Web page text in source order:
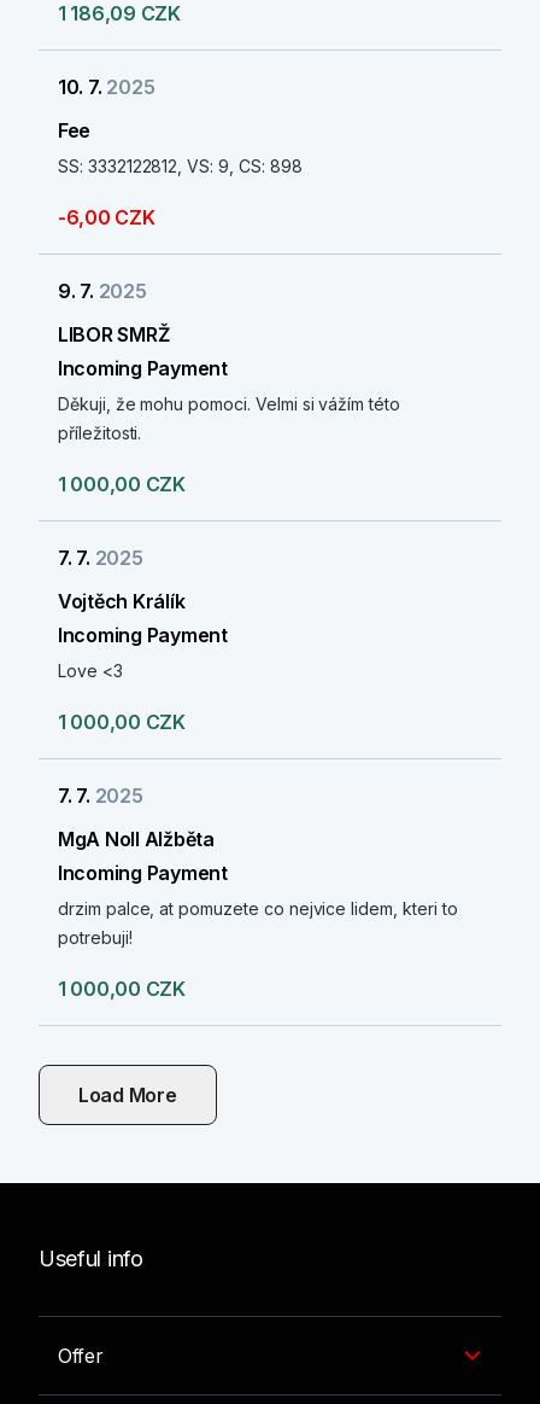
1 186,09 CZK
10. 7. 2025
Fee
SS: 3332122812, VS: 9, CS: 898
-6,00 CZK
9. 7. 2025
LIBOR SMRŽ
Incoming Payment
Děkuji, že mohu pomoci. Velmi si vážím této
příležitosti.
1 000,00 CZK
7. 7. 2025
Vojtěch Králík
Incoming Payment
Love <3
1 000,00 CZK
7. 7. 2025
MgA Noll Alžběta
Incoming Payment
drzim palce, at pomuzete co nejvice lidem, kteri to
potrebuji!
1 000,00 CZK
Load More
Useful info
Offer